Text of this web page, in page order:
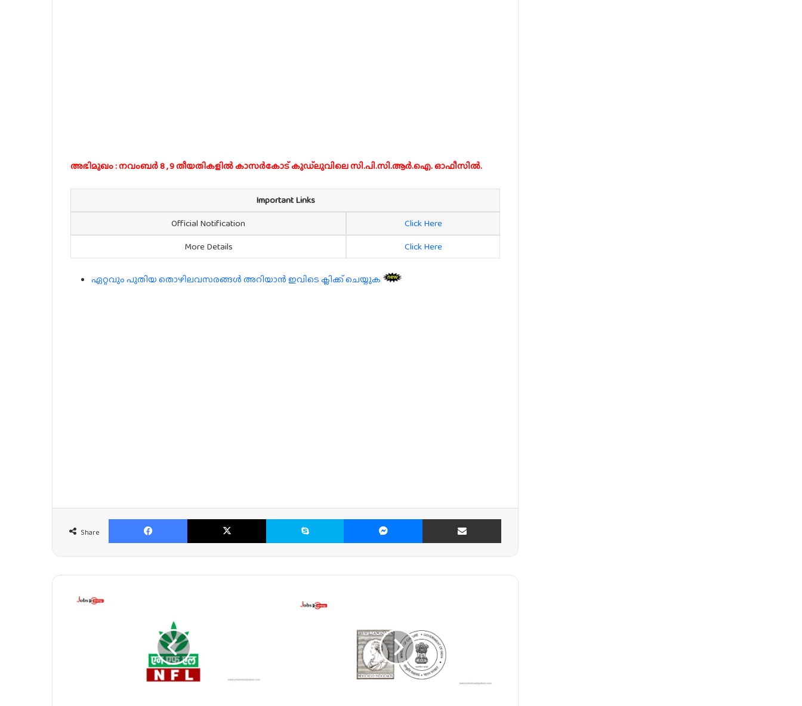
അഭിമുഖം : നവംബർ 8 , 9 തീയതികളിൽ കാസർകോട് കുഡ്‌ലുവിലെസി.പി.സി.ആർ.ഐ. ഓഫീസിൽ.
Important Links
Official Notification
Click Here
More Details
Click Here
ഏറ്റവും പുതിയ തൊഴിലവസരങ്ങൾ അറിയാൻ ഇവിടെ ക്ലിക്ക് ചെയ്യുക
Share
Facebook X Skype Messenger
നാ
ഏ